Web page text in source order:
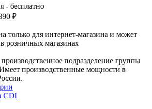
- бесплатно
₽
только для интернет-магазина и может
розничных магазинах
подразделение группы
производственные мощности в
CDI